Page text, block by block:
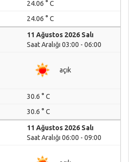
24.06 ° C
24.06 ° C
11 Ağustos 2026 Salı
Saat Aralığı 03:00 - 06:00
açık
30.6 ° C
30.6 ° C
11 Ağustos 2026 Salı
Saat Aralığı 06:00 - 09:00